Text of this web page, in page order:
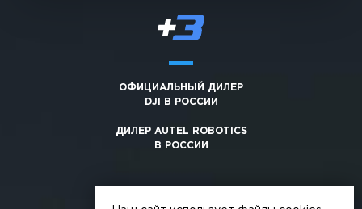
ОФИЦИАЛЬНЫЙ ДИЛЕР
DJI В РОССИИ
ДИЛЕР AUTEL ROBOTICS
В РОССИИ